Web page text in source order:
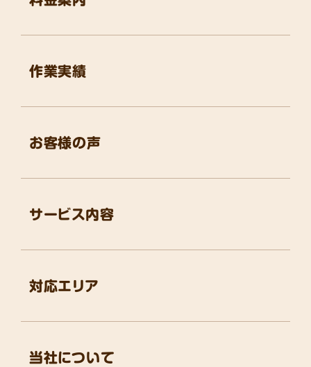
作業実績
お客様の声
サービス内容
対応エリア
当社について